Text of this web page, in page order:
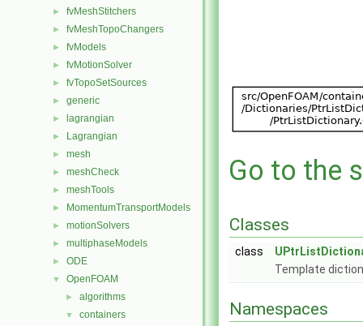
► fvMeshStitchers
► fvMeshTopoChangers
► fvModels
► fvMotionSolver
► fvTopoSetSources
► generic
► lagrangian
► Lagrangian
► mesh
► meshCheck
► meshTools
► MomentumTransportModels
► motionSolvers
► multiphaseModels
► ODE
▼ OpenFOAM
► algorithms
▼ containers
Go to the
Classes
class
Template
Namespaces